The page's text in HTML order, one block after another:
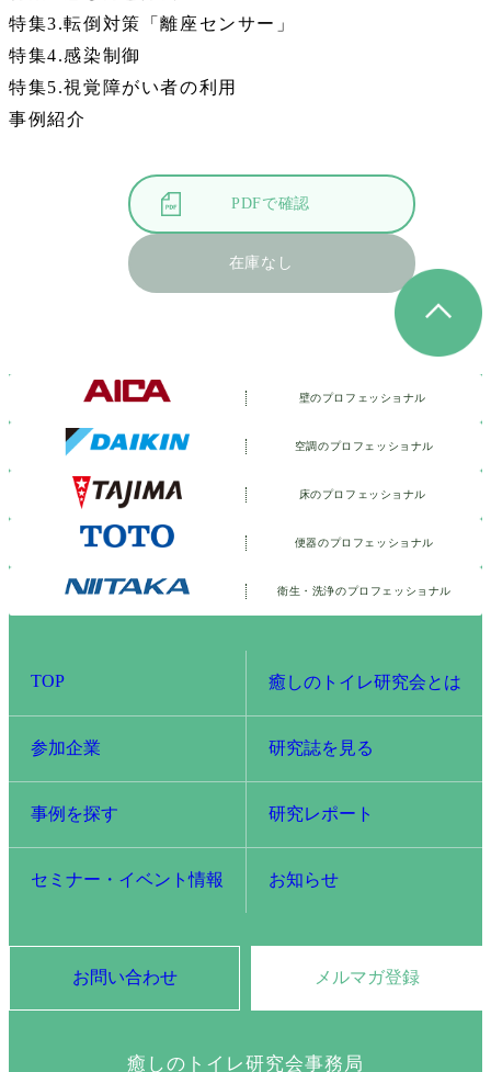
特集3.転倒対策「離座センサー」
特集4.感染制御
特集5.視覚障がい者の利用
事例紹介
PDFで確認
在庫なし
壁のプロフェッショナル
空調のプロフェッショナル
床のプロフェッショナル
便器のプロフェッショナル
衛生・洗浄のプロフェッショナル
TOP 癒しのトイレ研究会とは
参加企業 研究誌を見る
事例を探す 研究レポート
セミナー・イベント情報 お知らせ
お問い合わせ メルマガ登録
癒しのトイレ研究会事務局